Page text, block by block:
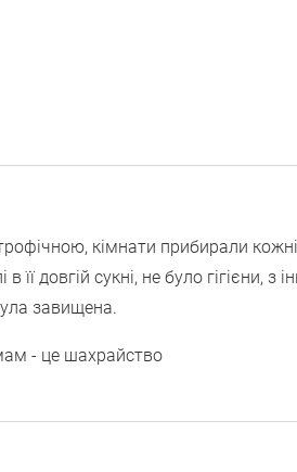
кімнати прибирали
її довгій сукні, не було гігієни,
завищена.
- це шахрайство